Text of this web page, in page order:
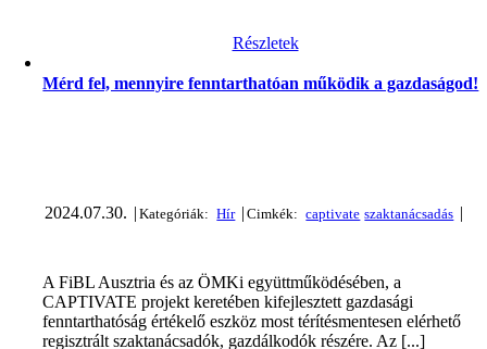
Részletek
Mérd fel, mennyire fenntarthatóan működik a gazdaságod!
2024.07.30. | | |
A FiBL Ausztria és az ÖMKi együttműködésében, a
CAPTIVATE projekt keretében kifejlesztett gazdasági
fenntarthatóság értékelő eszköz most térítésmentesen elérhető
regisztrált szaktanácsadók, gazdálkodók részére. Az [...]